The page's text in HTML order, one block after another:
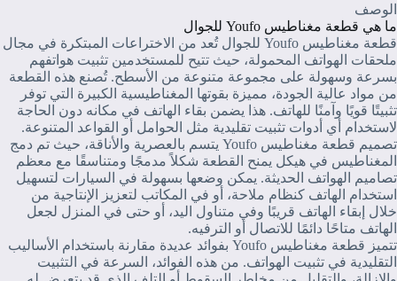
الوصف
ما هي قطعة مغناطيس Youfo للجوال
قطعة مغناطيس Youfo للجوال تُعد من الاختراعات المبتكرة في مجال
ملحقات الهواتف المحمولة، حيث تتيح للمستخدمين تثبيت هواتفهم
بسرعة وسهولة على مجموعة متنوعة من الأسطح. تُصنع هذه القطعة
من مواد عالية الجودة، مميزة بقوتها المغناطيسية الكبيرة التي توفر
تثبيتًا قويًا وآمنًا للهاتف. هذا يضمن بقاء الهاتف في مكانه دون الحاجة
لاستخدام أي أدوات تثبيت تقليدية مثل الحوامل أو القواعد المتنوعة.
تصميم قطعة مغناطيس Youfo يتسم بالعصرية والأناقة، حيث تم دمج
المغناطيس في هيكل يمنح القطعة شكلاً مدمجًا ومتناسقًا مع معظم
تصاميم الهواتف الحديثة. يمكن وضعها بسهولة في السيارات لتسهيل
استخدام الهاتف كنظام ملاحة، أو في المكاتب لتعزيز الإنتاجية من
خلال إبقاء الهاتف قريبًا وفي متناول اليد، أو حتى في المنزل لجعل
الهاتف متاحًا دائمًا للاتصال أو الترفيه.
تتميز قطعة مغناطيس Youfo بفوائد عديدة مقارنة باستخدام الأساليب
التقليدية في تثبيت الهواتف. من هذه الفوائد، السرعة في التثبيت